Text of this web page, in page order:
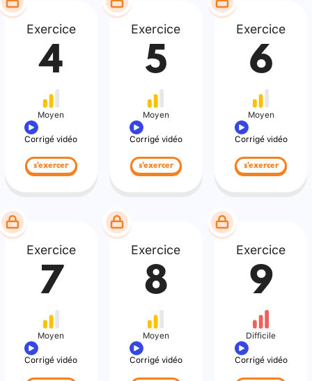
Exercice
4
Moyen
Corrigé vidéo
s'exercer
Exercice
5
Moyen
Corrigé vidéo
s'exercer
Exercice
6
Moyen
Corrigé vidéo
s'exercer
Exercice
7
Moyen
Corrigé vidéo
Exercice
8
Moyen
Corrigé vidéo
Exercice
9
Difficile
Corrigé vidéo